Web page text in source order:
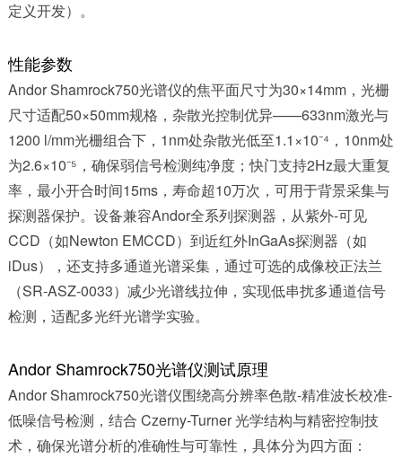
定义开发）。
性能参数
AndorShamrock750光谱仪的焦平面尺寸为30×14mm，光栅
尺寸适配50×50mm规格，杂散光控制优异——633nm激光与
1200 l/mm光栅组合下，1nm处杂散光低至1.1×10⁻⁴，10nm处
为2.6×10⁻⁵，确保弱信号检测纯净度；快门支持2Hz最大重复
率，最小开合时间15ms，寿命超10万次，可用于背景采集与
探测器保护。设备兼容Andor全系列探测器，从紫外-可见
CCD（如Newton EMCCD）到近红外InGaAs探测器（如
iDus），还支持多通道光谱采集，通过可选的成像校正法兰
（SR-ASZ-0033）减少光谱线拉伸，实现低串扰多通道信号
检测，适配多光纤光谱学实验。
Andor Shamrock750光谱仪测试原理
Andor Shamrock750光谱仪围绕高分辨率色散-精准波长校准-
低噪信号检测，结合 Czerny-Turner 光学结构与精密控制技
术，确保光谱分析的准确性与可靠性，具体分为四方面：